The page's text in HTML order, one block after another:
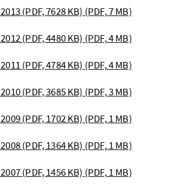
(PDF, 7628 KB) (PDF, 7 MB)
(PDF, 4480 KB) (PDF, 4 MB)
(PDF, 4784 KB) (PDF, 4 MB)
(PDF, 3685 KB) (PDF, 3 MB)
(PDF, 1702 KB) (PDF, 1 MB)
(PDF, 1364 KB) (PDF, 1 MB)
(PDF, 1456 KB) (PDF, 1 MB)